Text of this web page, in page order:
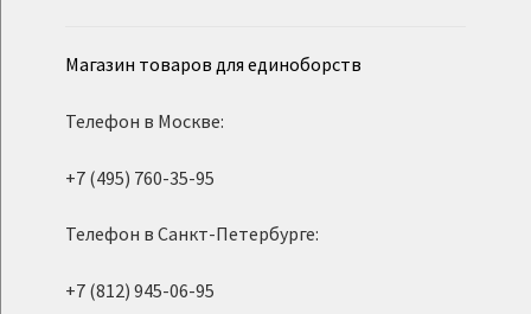
Магазин товаров для единоборств
Телефон в Москве:
+7 (495) 760-35-95
Телефон в Санкт-Петербурге:
+7 (812) 945-06-95